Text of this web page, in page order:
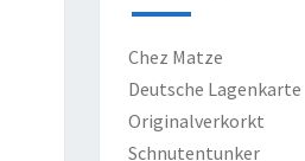
Chez Matze
Deutsche Lagenkarte
Originalverkorkt
Schnutentunker